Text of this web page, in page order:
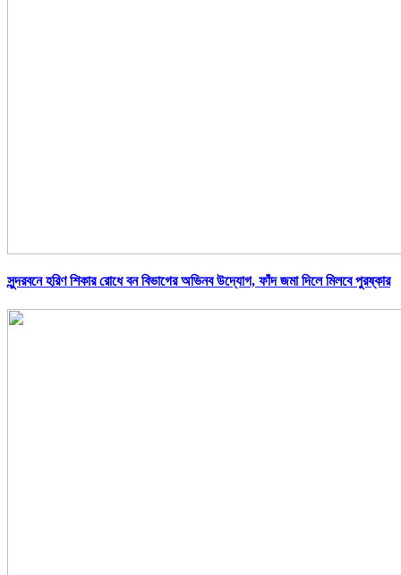
সুন্দরবনে হরিণ শিকার রোধে বন বিভাগের অভিনব উদ্যোগ, ফাঁদ জমা দিলে মিলবে পুরষ্কার